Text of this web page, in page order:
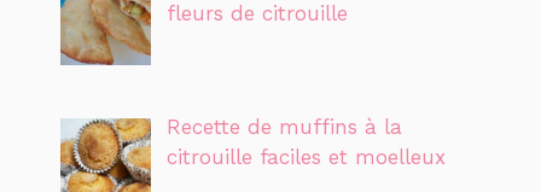
fleurs de citrouille
Recette de muffins à la
citrouille faciles et moelleux